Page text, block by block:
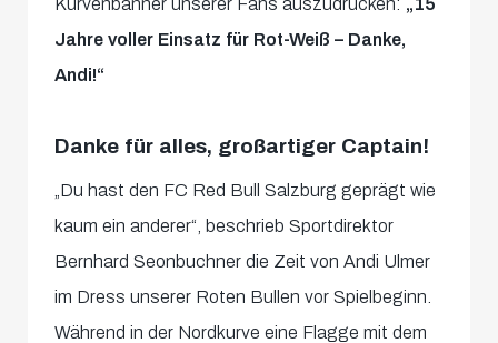
Kurvenbanner unserer Fans auszudrücken: „15
Jahre voller Einsatz für Rot-Weiß – Danke,
Andi!“
Danke für alles, großartiger Captain!
„Du hast den FC Red Bull Salzburg geprägt wie
kaum ein anderer“, beschrieb Sportdirektor
Bernhard Seonbuchner die Zeit von Andi Ulmer
im Dress unserer Roten Bullen vor Spielbeginn.
Während in der Nordkurve eine Flagge mit dem